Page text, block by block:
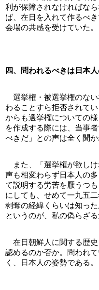
利が保障されなければな
ば、在日を入れて作るべ
会場の共感を受けていた。
四、問われるべきは日本
選挙権・被選挙権のな
わることすら拒否されて
からも選挙権についての
を作成する際には、当事
べきだ」との声は全く聞か
また、「選挙権が欲し
声も相変わらず日本人の
て説明する労苦を厭うつ
にしても、せめて一九五
剥奪の経緯くらいは知っ
というのが、私の偽らざる
在日朝鮮人に関する歴
認めるのか否か。問われ
く、日本人の姿勢である。